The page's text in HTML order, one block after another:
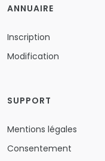
ANNUAIRE
Inscription
Modification
SUPPORT
Mentions légales
Consentement